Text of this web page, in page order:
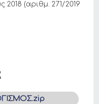
(αριθμ. 271/2019